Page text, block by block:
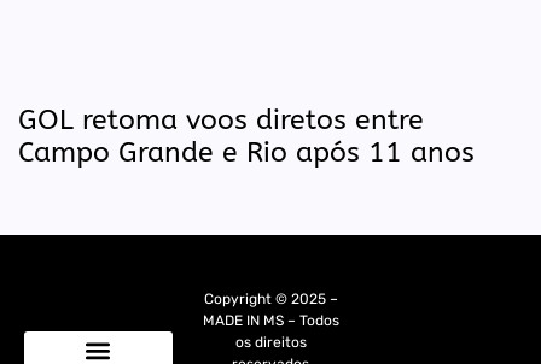
GOL retoma voos diretos entre
Campo Grande e Rio após 11 anos
Copyright © 2025 –
MADE IN MS – Todos
os direitos